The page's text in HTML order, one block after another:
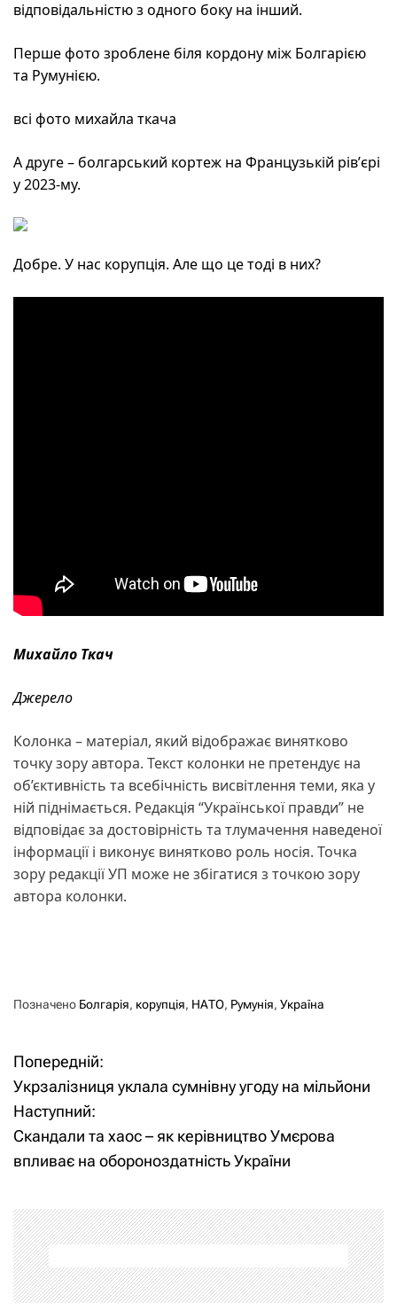
відповідальністю з одного боку на інший.
Перше фото зроблене біля кордону між Болгарією
та Румунією.
всі фото михайла ткача
А друге – болгарський кортеж на Французькій рівʼєрі
у 2023-му.
Добре. У нас корупція. Але що це тоді в них?
Михайло Ткач
Джерело
Колонка – матеріал, який відображає винятково
точку зору автора. Текст колонки не претендує на
об’єктивність та всебічність висвітлення теми, яка у
ній піднімається. Редакція “Української правди” не
відповідає за достовірність та тлумачення наведеної
інформації і виконує винятково роль носія. Точка
зору редакції УП може не збігатися з точкою зору
автора колонки.
Позначено Болгарія, корупція, НАТО, Румунія, Україна
Н
а
в
г
а
ц
Попередній:
Укрзалізниця уклала сумнівну угоду на мільйони
Наступний:
Скандали та хаос – як керівництво Умєрова
впливає на обороноздатність України